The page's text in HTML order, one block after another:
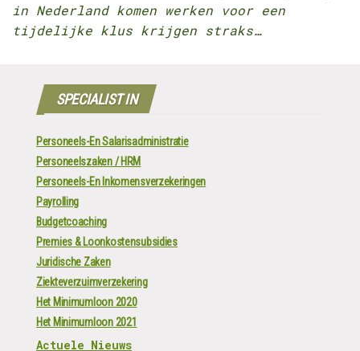
in Nederland komen werken voor een
tijdelijke klus krijgen straks…
SPECIALIST IN
Personeels-En Salarisadministratie
Personeelszaken / HRM
Personeels-En Inkomensverzekeringen
Payrolling
Budgetcoaching
Premies & Loonkostensubsidies
Juridische Zaken
Ziekteverzuimverzekering
Het Minimumloon 2020
Het Minimumloon 2021
Actuele Nieuws